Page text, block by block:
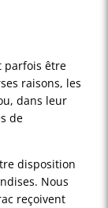
parfois être
raisons, les
dans leur
de
disposition
Nous
reçoivent